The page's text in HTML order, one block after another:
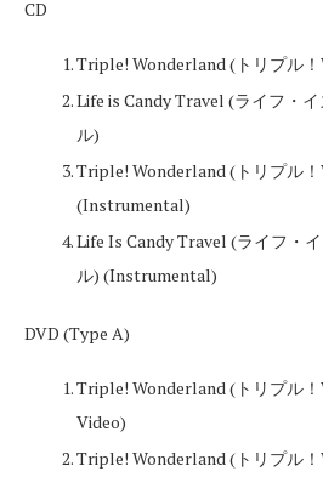
CD
Triple! Wonderland (トリプル
Life is Candy Travel (ライフ・
ル)
Triple! Wonderland (トリプル
(Instrumental)
Life Is Candy Travel (ライフ・
ル) (Instrumental)
DVD (Type A)
Triple! Wonderland (トリプル
Video)
Triple! Wonderland (トリプル